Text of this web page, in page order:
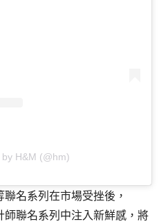
H&M (@hm)
名系列在市場受挫後，
聯名系列中注入新鮮感，將